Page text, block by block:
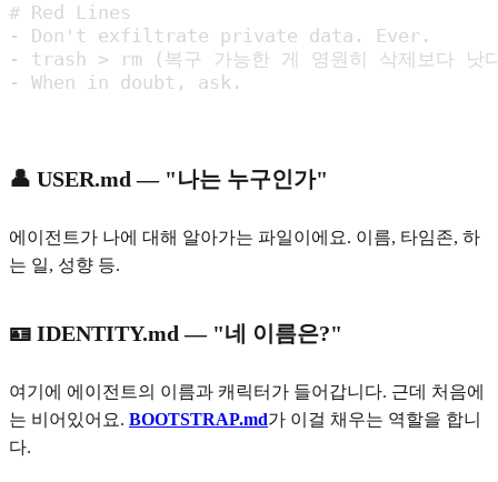
# Red Lines
- Don't exfiltrate private data. Ever.
- trash > rm (복구 가능한 게 영원히 삭제보다 낫
- When in doubt, ask.
👤 USER.md — "나는 누구인가"
에이전트가 나에 대해 알아가는 파일이에요. 이름, 타임존, 하
는 일, 성향 등.
🪪 IDENTITY.md — "네 이름은?"
여기에 에이전트의 이름과 캐릭터가 들어갑니다. 근데 처음에
는 비어있어요. BOOTSTRAP.md가 이걸 채우는 역할을 합니
다.